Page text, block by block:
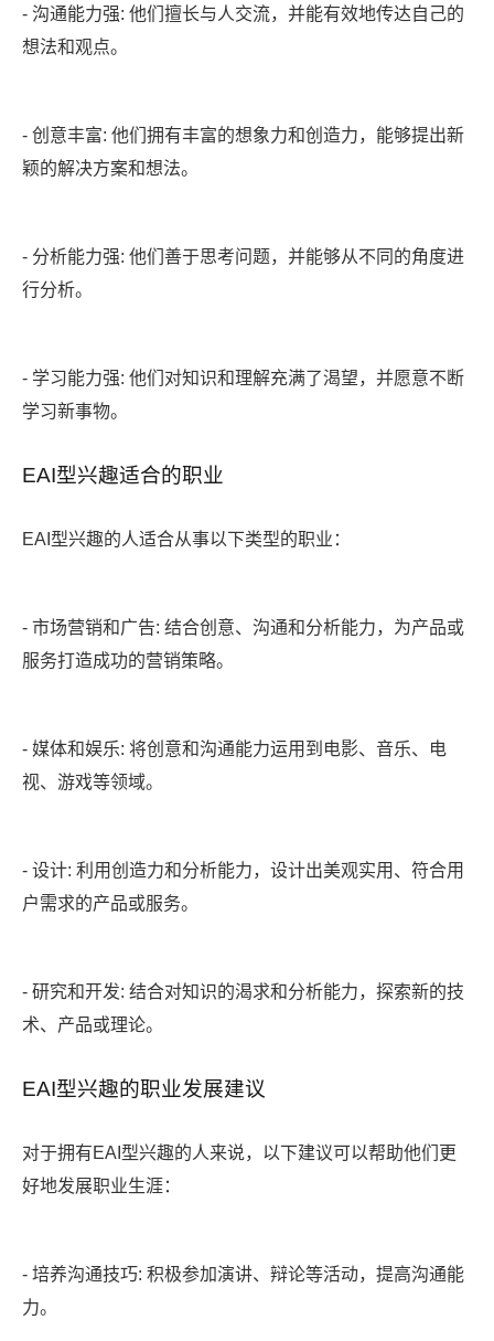
- 沟通能力强: 他们擅长与人交流，并能有效地传达自己的
想法和观点。
- 创意丰富: 他们拥有丰富的想象力和创造力，能够提出新
颖的解决方案和想法。
- 分析能力强: 他们善于思考问题，并能够从不同的角度进
行分析。
- 学习能力强: 他们对知识和理解充满了渴望，并愿意不断
学习新事物。
EAI型兴趣适合的职业
EAI型兴趣的人适合从事以下类型的职业：
- 市场营销和广告: 结合创意、沟通和分析能力，为产品或
服务打造成功的营销策略。
- 媒体和娱乐: 将创意和沟通能力运用到电影、音乐、电
视、游戏等领域。
- 设计: 利用创造力和分析能力，设计出美观实用、符合用
户需求的产品或服务。
- 研究和开发: 结合对知识的渴求和分析能力，探索新的技
术、产品或理论。
EAI型兴趣的职业发展建议
对于拥有EAI型兴趣的人来说，以下建议可以帮助他们更
好地发展职业生涯：
- 培养沟通技巧: 积极参加演讲、辩论等活动，提高沟通能
力。